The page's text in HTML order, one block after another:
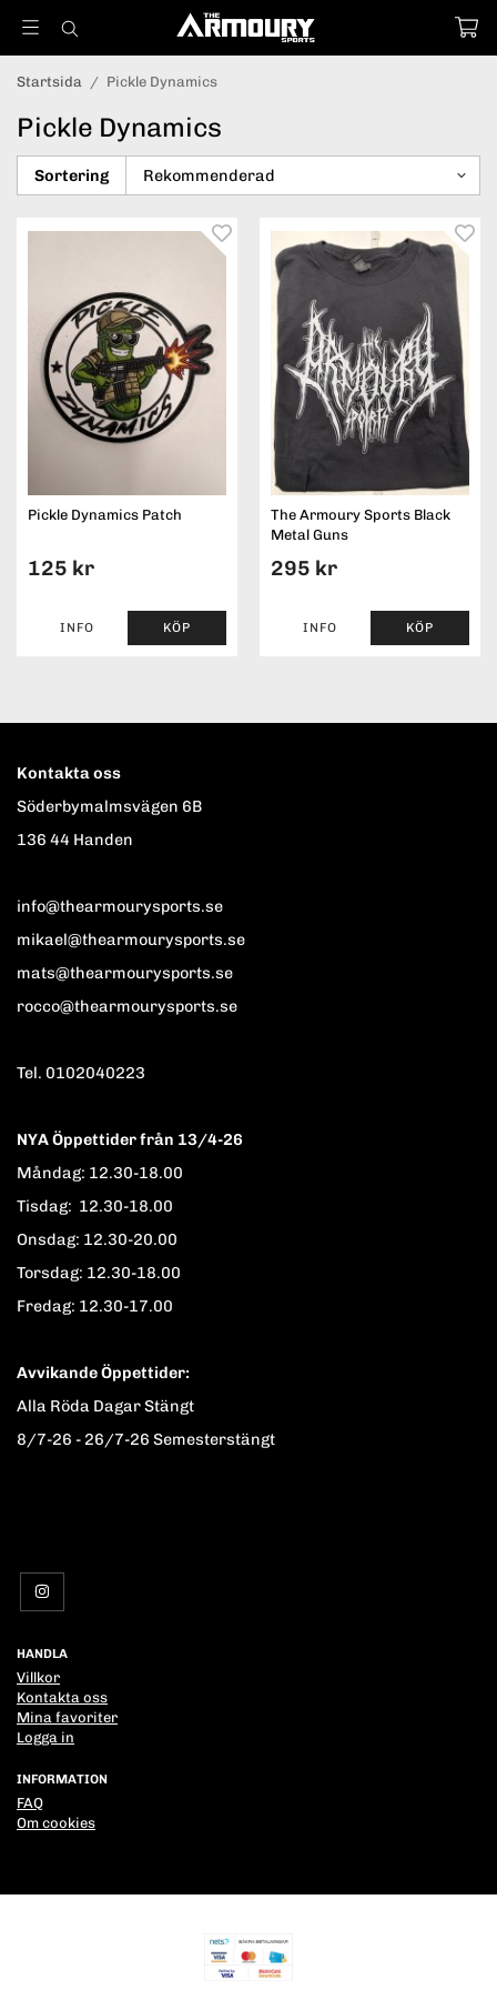
Startsida / Pickle Dynamics
Pickle Dynamics
Sortering
Pickle Dynamics Patch
125 kr
INFO KÖP
The Armoury Sports Black
Metal Guns
295 kr
INFO KÖP
Kontakta oss
Söderbymalmsvägen 6B
136 44 Handen
info@thearmourysports.se
mikael@thearmourysports.se
mats@thearmourysports.se
rocco@thearmourysports.se
Tel. 0102040223
NYA Öppettider från 13/4-26
Måndag: 12.30-18.00
Tisdag: 12.30-18.00
Onsdag: 12.30-20.00
Torsdag: 12.30-18.00
Fredag: 12.30-17.00
Avvikande Öppettider:
Alla Röda Dagar Stängt
8/7-26 - 26/7-26 Semesterstängt
HANDLA
Villkor
Kontakta oss
Mina favoriter
Logga in
INFORMATION
FAQ
Om cookies